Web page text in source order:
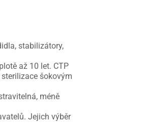
stabilizátory,
až 10 let. CTP
šokovým
méně
Jejich výběr